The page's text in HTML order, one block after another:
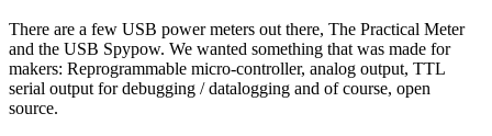
There are a few USB power meters out there, The Practical Meter
and the USB Spypow. We wanted something that was made for
makers: Reprogrammable micro-controller, analog output, TTL
serial output for debugging / datalogging and of course, open
source.